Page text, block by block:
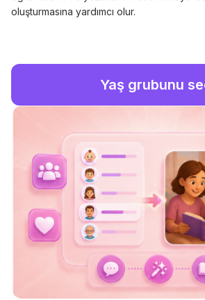
oluşturmasına yardımcı olur.
Yaş grubunu